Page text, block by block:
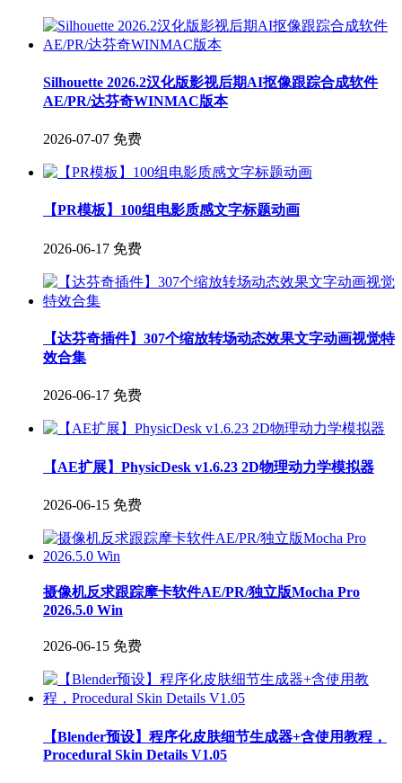
Silhouette 2026.2汉化版影视后期AI抠像跟踪合成软件
AE/PR/达芬奇WINMAC版本
2026-07-07 免费
【PR模板】100组电影质感文字标题动画
2026-06-17 免费
【达芬奇插件】307个缩放转场动态效果文字动画视觉特
效合集
2026-06-17 免费
【AE扩展】PhysicDesk v1.6.23 2D物理动力学模拟器
2026-06-15 免费
摄像机反求跟踪摩卡软件AE/PR/独立版Mocha Pro
2026.5.0 Win
2026-06-15 免费
【Blender预设】程序化皮肤细节生成器+含使用教程，
Procedural Skin Details V1.05